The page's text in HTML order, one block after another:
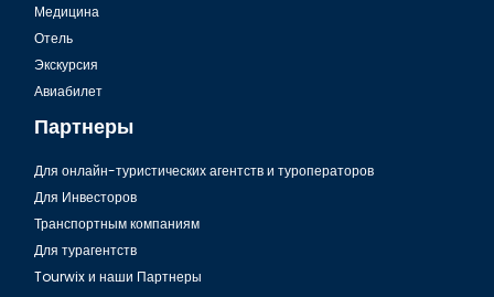
Медицина
Отель
Экскурсия
Авиабилет
Партнеры
Для онлайн-туристических агентств и туроператоров
Для Инвесторов
Транспортным компаниям
Для турагентств
Tourwix и наши Партнеры